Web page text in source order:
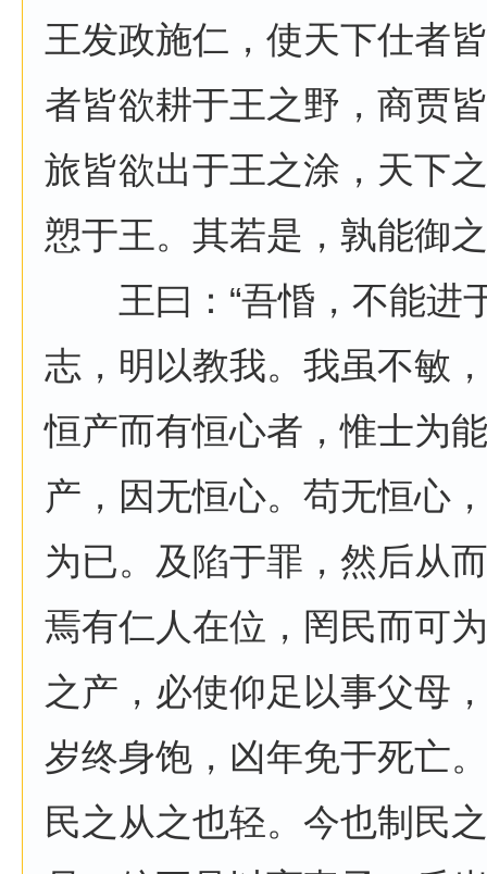
王发政施仁，使天下仕者
者皆欲耕于王之野，商贾
旅皆欲出于王之涂，天下
愬于王。其若是，孰能御
王曰：“吾惛，不能进
志，明以教我。我虽不敏
恒产而有恒心者，惟士为
产，因无恒心。苟无恒心
为已。及陷于罪，然后从
焉有仁人在位，罔民而可
之产，必使仰足以事父母
岁终身饱，凶年免于死亡
民之从之也轻。今也制民